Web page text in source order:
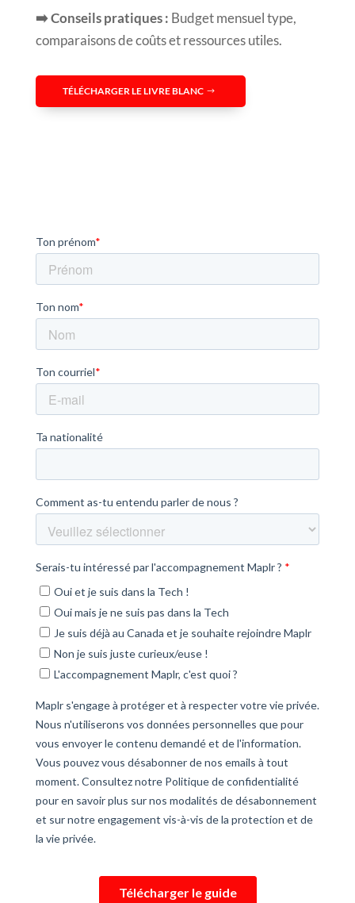
➡️ Conseils pratiques : Budget mensuel type,
comparaisons de coûts et ressources utiles.
TÉLÉCHARGER LE LIVRE BLANC